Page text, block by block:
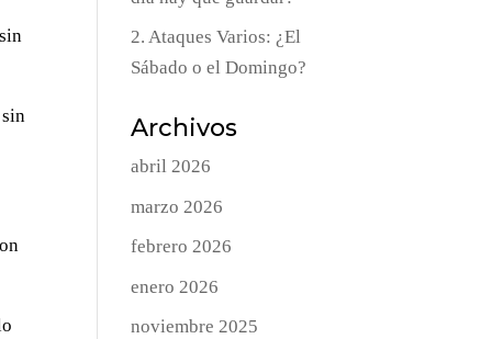
2. Ataques Varios: ¿El
Sábado o el Domingo?
Archivos
abril 2026
marzo 2026
febrero 2026
enero 2026
noviembre 2025